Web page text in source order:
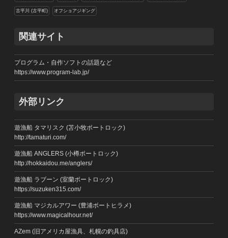
古平川 (古平町) オフショアジギング
関連サイト
プログラム・自作ソフトの話題など
https://www.program-lab.jp/
外部リンク
遊漁船 タマリスク (苫小牧ボートロック)
http://tamaturi.com/
遊漁船 ANGLERS (小樽ボートロック)
http://hokkaidou.me/anglers/
遊漁船 ラブーン (室蘭ボートロック)
https://suzuken315.com/
遊漁船 マジカルアワー (豊浦ボートヒラメ)
https://www.magicalhour.net/
AZem (旧アメリカ屋漁具、札幌の釣具店)